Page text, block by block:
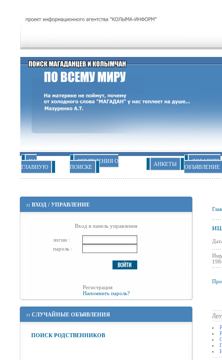
НА
ГЛАВНУЮ
ОБЪЯВЛЕНИЯ О
ПОИСКЕ
АНКЕТЫ
ДОБАВИТЬ
ОБЪЯВЛЕНИЕ
:: ВХОД / УПРАВЛЕНИЕ
Вход в панель управления
логин :
пароль :
Регистрация
Напомнить пароль?
:: СЛУЧАЙНЫЕ ОБЪЯВЛЕНИЯ
ПОИСК РОДСТВЕННИКОВ
Ищу